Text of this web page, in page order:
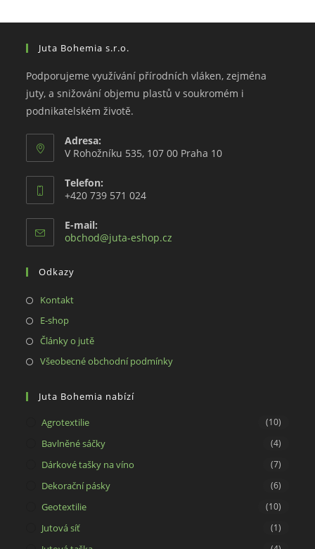
Juta Bohemia s.r.o.
Podporujeme využívání přírodních vláken, zejména
juty, a snižování objemu plastů v soukromém i
podnikatelském životě.
Adresa:
V Rohožníku 535, 107 00 Praha 10
Telefon:
+420 739 571 024
E-mail:
obchod@juta-eshop.cz
Odkazy
KontaktOpens
a
tab
E-shopOpens
in
tab
Články o jutěOpens
in
new
Všeobecné obchodní podmínkyOpens
Juta Bohemia nabízí
Agrotextilie (10)
Bavlněné sáčky (4)
Dárkové tašky na víno (7)
Dekorační pásky (6)
Geotextilie (10)
Jutová síť (1)